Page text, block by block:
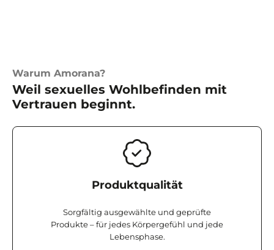
Warum Amorana?
Weil sexuelles Wohlbefinden mit
Vertrauen beginnt.
Produktqualität
Sorgfältig ausgewählte und geprüfte
Produkte – für jedes Körpergefühl und jede
Lebensphase.